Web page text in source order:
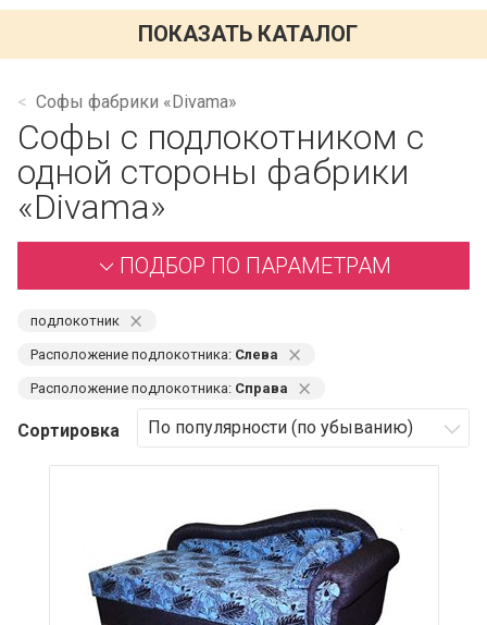
ПОКАЗАТЬ КАТАЛОГ
Софы фабрики «Divama»
Софы с подлокотником с
одной стороны фабрики
«Divama»
ПОДБОР ПО ПАРАМЕТРАМ
подлокотник ⨯
Расположение подлокотника: Слева ⨯
Расположение подлокотника: Справа ⨯
Сортировка